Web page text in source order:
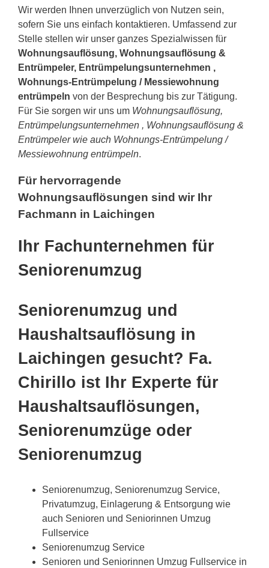
Wir werden Ihnen unverzüglich von Nutzen sein,
sofern Sie uns einfach kontaktieren. Umfassend zur
Stelle stellen wir unser ganzes Spezialwissen für
Wohnungsauflösung, Wohnungsauflösung &
Entrümpeler, Entrümpelungsunternehmen ,
Wohnungs-Entrümpelung / Messiewohnung
entrümpeln von der Besprechung bis zur Tätigung.
Für Sie sorgen wir uns um Wohnungsauflösung,
Entrümpelungsunternehmen , Wohnungsauflösung &
Entrümpeler wie auch Wohnungs-Entrümpelung /
Messiewohnung entrümpeln.
Für hervorragende
Wohnungsauflösungen sind wir Ihr
Fachmann in Laichingen
Ihr Fachunternehmen für
Seniorenumzug
Seniorenumzug und
Haushaltsauflösung in
Laichingen gesucht? Fa.
Chirillo ist Ihr Experte für
Haushaltsauflösungen,
Seniorenumzüge oder
Seniorenumzug
Seniorenumzug, Seniorenumzug Service,
Privatumzug, Einlagerung & Entsorgung wie
auch Senioren und Seniorinnen Umzug
Fullservice
Seniorenumzug Service
Senioren und Seniorinnen Umzug Fullservice in